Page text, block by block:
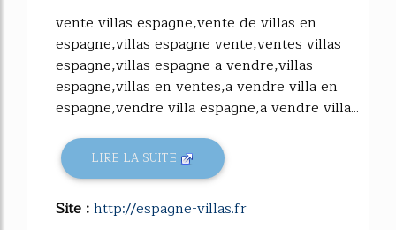
vente villas espagne,vente de villas en
espagne,villas espagne vente,ventes villas
espagne,villas espagne a vendre,villas
espagne,villas en ventes,a vendre villa en
espagne,vendre villa espagne,a vendre villa...
LIRE LA SUITE
Site :http://espagne-villas.fr